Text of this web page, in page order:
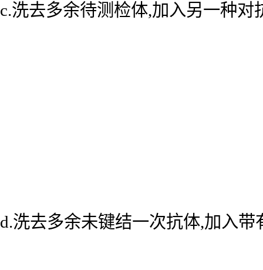
c.洗去多余待测检体,加入另一种
d.洗去多余未键结一次抗体,加入